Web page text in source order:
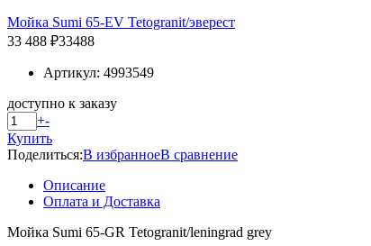
Мойка Sumi 65-EV Tetogranit/эверест
33 488 ₽33488
Артикул: 4993549
доступно к заказу
+-
Купить
Поделиться:В избранноеВ сравнение
Описание
Оплата и Доставка
Мойка Sumi 65-GR Tetogranit/leningrad grey